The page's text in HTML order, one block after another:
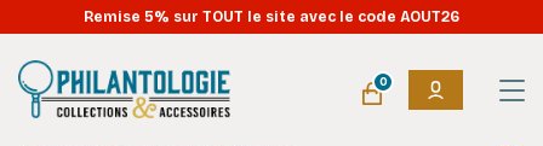
Remise 5% sur TOUT le site avec le code AOUT26
0